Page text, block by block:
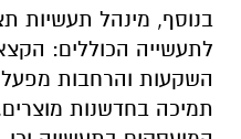
המועסקים בתעשייה
המענקים לעידוד סחר
בשווקים בינלאומיים.